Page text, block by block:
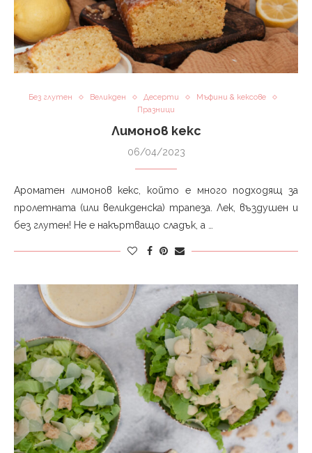
Без глутен Великден Десерти
Мъфини & кексове
Празници
Лимонов кекс
06/04/2023
Ароматен лимонов кекс, който е много подходящ за
пролетната (или великденска) трапеза. Лек, въздушен и
без глутен! Не е накъртващо сладък, а …